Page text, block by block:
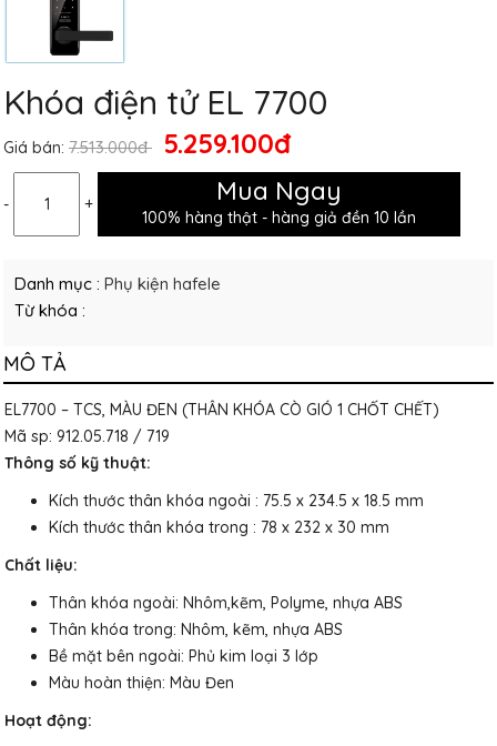
Khóa điện tử EL 7700
Giá bán: 7.513.000đ 5.259.100đ
- + Mua Ngay
100% hàng thật - hàng giả đền 10 lần
Danh mục : Phụ kiện hafele
Từ khóa :
MÔ TẢ
EL7700 – TCS, MÀU ĐEN (THÂN KHÓA CÒ GIÓ 1 CHỐT CHẾT)
Mã sp: 912.05.718 / 719
Thông số kỹ thuật:
Kích thước thân khóa ngoài : 75.5 x 234.5 x 18.5 mm
Kích thước thân khóa trong : 78 x 232 x 30 mm
Chất liệu:
Thân khóa ngoài: Nhôm,kẽm, Polyme, nhựa ABS
Thân khóa trong: Nhôm, kẽm, nhựa ABS
Bề mặt bên ngoài: Phủ kim loại 3 lớp
Màu hoàn thiện: Màu Đen
Hoạt động: